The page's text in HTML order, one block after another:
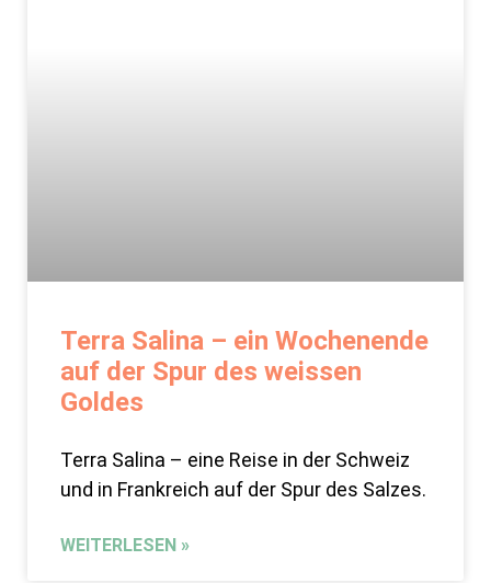
Terra Salina – ein Wochenende
auf der Spur des weissen
Goldes
Terra Salina – eine Reise in der Schweiz
und in Frankreich auf der Spur des Salzes.
WEITERLESEN »